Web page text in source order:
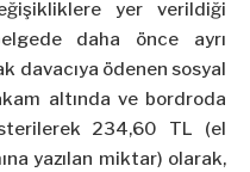
yer verildiği
daha önce ayrı
davacıya ödenen sosyal
altında ve bordroda
234,60 TL (el
yazılan miktar) olarak,